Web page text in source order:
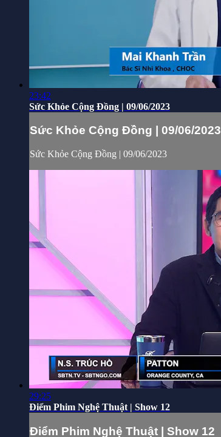
23:42
Sức Khỏe Cộng Đồng | 09/06/2023
Sức Khỏe Cộng Đồng | 09/06/2023
Sức Khỏe Cộng Đồng | 09/06/2023
29:25
Điểm Phim Nghệ Thuật | Show 12
Điểm Phim Nghệ Thuật | Show 12